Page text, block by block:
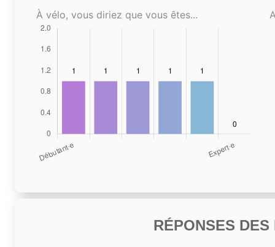
À vélo, vous diriez que vous êtes...
RÉPONSES